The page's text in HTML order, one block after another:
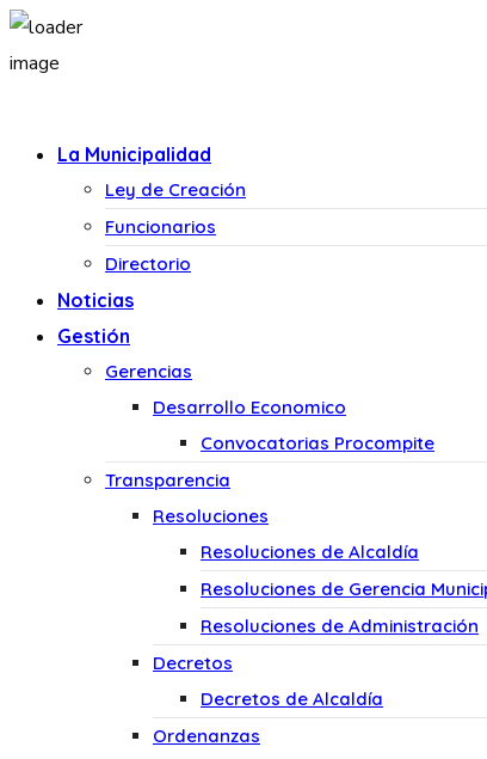
La Municipalidad
Ley de Creación
Funcionarios
Directorio
Noticias
Gestión
Gerencias
Desarrollo Economico
Convocatorias Procompite
Transparencia
Resoluciones
Resoluciones de Alcaldía
Resoluciones de Gerencia
Resoluciones de Administración
Decretos
Decretos de Alcaldía
Ordenanzas